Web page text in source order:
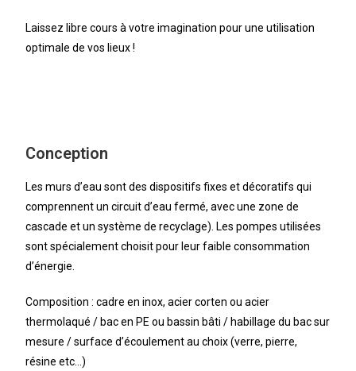
Laissez libre cours à votre imagination pour une utilisation
optimale de vos lieux !
Conception
Les murs d’eau sont des dispositifs fixes et décoratifs qui
comprennent un circuit d’eau fermé, avec une zone de
cascade et un système de recyclage). Les pompes utilisées
sont spécialement choisit pour leur faible consommation
d’énergie.
Composition : cadre en inox, acier corten ou acier
thermolaqué / bac en PE ou bassin bâti / habillage du bac sur
mesure / surface d’écoulement au choix (verre, pierre,
résine etc…)